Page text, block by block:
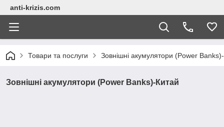
anti-krizis.com
Товари та послуги Зовнішні акумулятори (Power
Зовнішні акумулятори (Power Banks)-Китай